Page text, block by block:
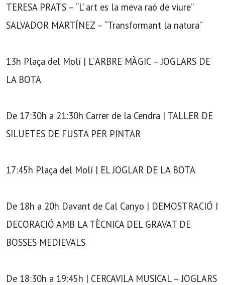
TERESA PRATS – “L’ art es la meva raó de viure”
SALVADOR MARTÍNEZ – “Transformant la natura”
13h Plaça del Molí | L’ ARBRE MÀGIC – JOGLARS DE
LA BOTA
De 17:30h a 21:30h Carrer de la Cendra | TALLER DE
SILUETES DE FUSTA PER PINTAR
17:45h Plaça del Molí | EL JOGLAR DE LA BOTA
De 18h a 20h Davant de Cal Canyo | DEMOSTRACIÓ I
DECORACIÓ AMB LA TÈCNICA DEL GRAVAT DE
BOSSES MEDIEVALS
De 18:30h a 19:45h | CERCAVILA MUSICAL – JOGLARS